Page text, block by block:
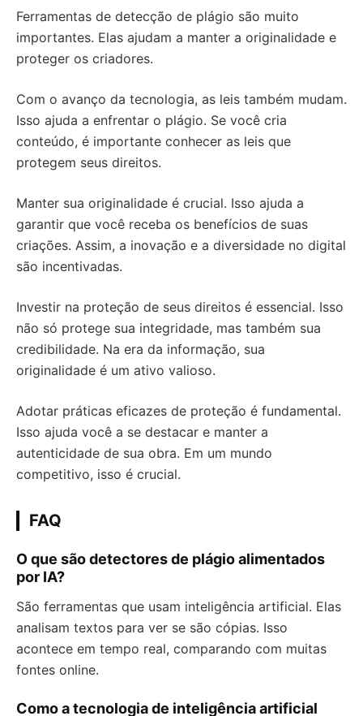
Ferramentas de detecção de plágio são muito
importantes. Elas ajudam a manter a originalidade e
proteger os criadores.
Com o avanço da tecnologia, as leis também mudam.
Isso ajuda a enfrentar o plágio. Se você cria
conteúdo, é importante conhecer as leis que
protegem seus direitos.
Manter sua originalidade é crucial. Isso ajuda a
garantir que você receba os benefícios de suas
criações. Assim, a inovação e a diversidade no digital
são incentivadas.
Investir na proteção de seus direitos é essencial. Isso
não só protege sua integridade, mas também sua
credibilidade. Na era da informação, sua
originalidade é um ativo valioso.
Adotar práticas eficazes de proteção é fundamental.
Isso ajuda você a se destacar e manter a
autenticidade de sua obra. Em um mundo
competitivo, isso é crucial.
FAQ
O que são detectores de plágio alimentados
por IA?
São ferramentas que usam inteligência artificial. Elas
analisam textos para ver se são cópias. Isso
acontece em tempo real, comparando com muitas
fontes online.
Como a tecnologia de inteligência artificial